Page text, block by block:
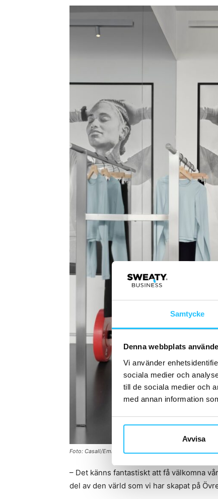
Samtycke
Denna webbplats
Vi använder
sociala medier och
till de sociala medier och
med annan information
Avvisa
Foto: Casall/Emil Fagander
– Det känns fantastiskt att få välkomna
del av den värld som vi har skapat på